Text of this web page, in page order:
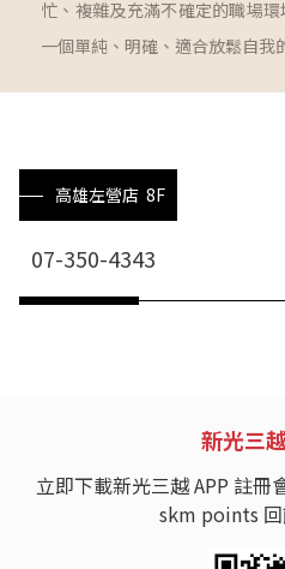
忙、複雜及充滿不確定的職場
一個單純、明確、適合放鬆自我
高雄左營店 8F
07-350-4343
新光三
立即下載新光三越 APP 註冊
skm points 回